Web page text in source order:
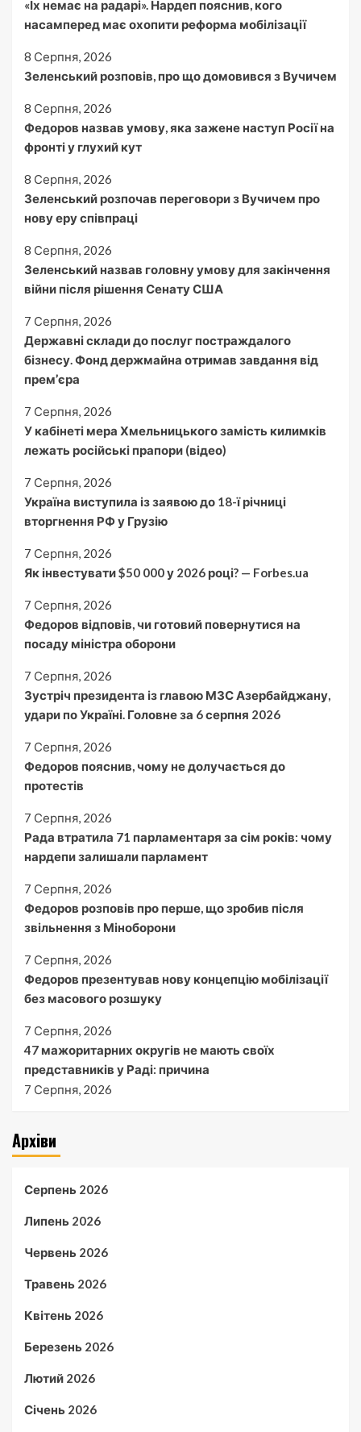
«Їх немає на радарі». Нардеп пояснив, кого
насамперед має охопити реформа мобілізації
8 Серпня, 2026
Зеленський розповів, про що домовився з Вучичем
8 Серпня, 2026
Федоров назвав умову, яка зажене наступ Росії на
фронті у глухий кут
8 Серпня, 2026
Зеленський розпочав переговори з Вучичем про
нову еру співпраці
8 Серпня, 2026
Зеленський назвав головну умову для закінчення
війни після рішення Сенату США
7 Серпня, 2026
Державні склади до послуг постраждалого
бізнесу. Фонд держмайна отримав завдання від
прем’єра
7 Серпня, 2026
У кабінеті мера Хмельницького замість килимків
лежать російські прапори (відео)
7 Серпня, 2026
Україна виступила із заявою до 18-ї річниці
вторгнення РФ у Грузію
7 Серпня, 2026
Як інвестувати $50 000 у 2026 році? — Forbes.ua
7 Серпня, 2026
Федоров відповів, чи готовий повернутися на
посаду міністра оборони
7 Серпня, 2026
Зустріч президента із главою МЗС Азербайджану,
удари по Україні. Головне за 6 серпня 2026
7 Серпня, 2026
Федоров пояснив, чому не долучається до
протестів
7 Серпня, 2026
Рада втратила 71 парламентаря за сім років: чому
нардепи залишали парламент
7 Серпня, 2026
Федоров розповів про перше, що зробив після
звільнення з Міноборони
7 Серпня, 2026
Федоров презентував нову концепцію мобілізації
без масового розшуку
7 Серпня, 2026
47 мажоритарних округів не мають своїх
представників у Раді: причина
7 Серпня, 2026
Архіви
Серпень 2026
Липень 2026
Червень 2026
Травень 2026
Квітень 2026
Березень 2026
Лютий 2026
Січень 2026